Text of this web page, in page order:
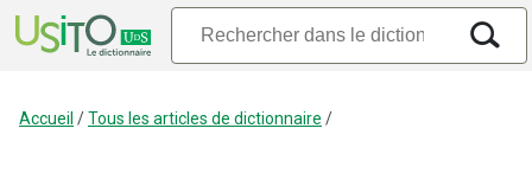
Accueil /Tous les articles de dictionnaire /